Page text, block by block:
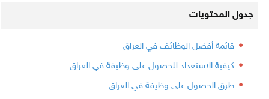
جدول المحتويات
قائمة أفضل الوظائف في العراق
كيفية الاستعداد للحصول على وظيفة في العراق
طرق الحصول على وظيفة في العراق